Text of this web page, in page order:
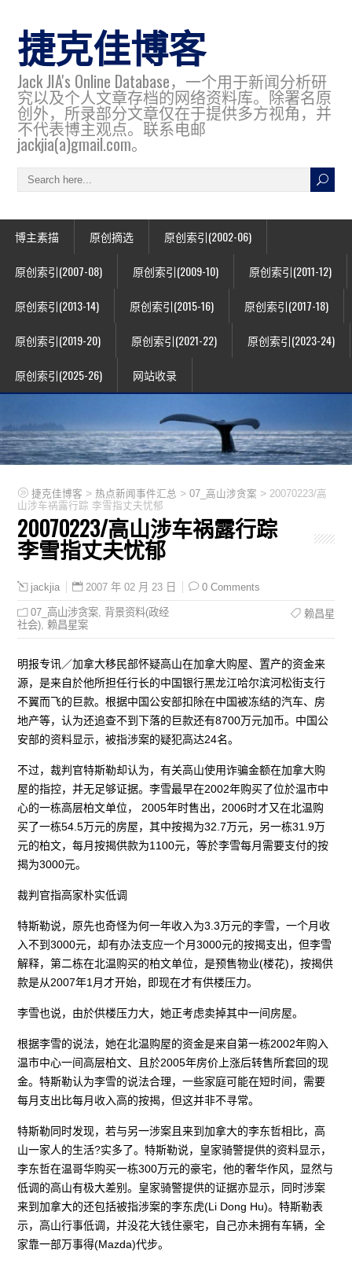
捷克佳博客
Jack JIA's Online Database，一个用于新闻分析研
究以及个人文章存档的网络资料库。除署名原
创外，所录部分文章仅在于提供多方视角，并
不代表博主观点。联系电邮
jackjia(a)gmail.com。
博主素描 原创摘选 原创索引(2002-06)
原创索引(2007-08) 原创索引(2009-10) 原创索引(2011-12)
原创索引(2013-14) 原创索引(2015-16) 原创索引(2017-18)
原创索引(2019-20) 原创索引(2021-22) 原创索引(2023-24)
原创索引(2025-26) 网站收录
捷克佳博客 > 热点新闻事件汇总 >07_高山涉贪案 > 20070223/高
山涉车祸露行踪 李雪指丈夫忧郁
20070223/高山涉车祸露行踪
李雪指丈夫忧郁
jackjia 2007 年 02 月 23 日 0 Comments
07_高山涉贪案 背景资料(政经
社会) ,赖昌星案
赖昌星
明报专讯／加拿大移民部怀疑高山在加拿大购屋、置产的资金来
源，是来自於他所担任行长的中国银行黑龙江哈尔滨河松街支行
不翼而飞的巨款。根据中国公安部扣除在中国被冻结的汽车、房
地产等，认为还追查不到下落的巨款还有8700万元加币。中国公
安部的资料显示，被指涉案的疑犯高达24名。
不过，裁判官特斯勒却认为，有关高山使用诈骗金额在加拿大购
屋的指控，并无足够证据。李雪最早在2002年购买了位於温市中
心的一栋高层柏文单位， 2005年时售出，2006时才又在北温购
买了一栋54.5万元的房屋，其中按揭为32.7万元，另一栋31.9万
元的柏文，每月按揭供款为1100元，等於李雪每月需要支付的按
揭为3000元。
裁判官指高家朴实低调
特斯勒说，原先也奇怪为何一年收入为3.3万元的李雪，一个月收
入不到3000元，却有办法支应一个月3000元的按揭支出，但李雪
解释，第二栋在北温购买的柏文单位，是预售物业(楼花)，按揭供
款是从2007年1月才开始，即现在才有供楼压力。
李雪也说，由於供楼压力大，她正考虑卖掉其中一间房屋。
根据李雪的说法，她在北温购屋的资金是来自第一栋2002年购入
温市中心一间高层柏文、且於2005年房价上涨后转售所套回的现
金。特斯勒认为李雪的说法合理，一些家庭可能在短时间，需要
每月支出比每月收入高的按揭，但这并非不寻常。
特斯勒同时发现，若与另一涉案且来到加拿大的李东哲相比，高
山一家人的生活?实多了。特斯勒说，皇家骑警提供的资料显示，
李东哲在温哥华购买一栋300万元的豪宅，他的奢华作风，显然与
低调的高山有极大差别。皇家骑警提供的证据亦显示，同时涉案
来到加拿大的还包括被指涉案的李东虎(Li Dong Hu)。特斯勒表
示，高山行事低调，并没花大钱住豪宅，自己亦未拥有车辆，全
家靠一部万事得(Mazda)代步。